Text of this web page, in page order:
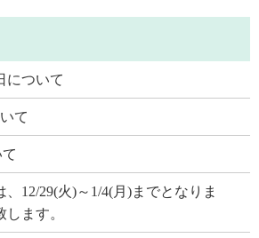
について
て
12/29(火)～1/4(月)までとなりま
ます。